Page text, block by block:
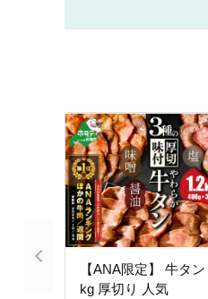
【ANA限定】 牛タン
kg 厚切り 人気